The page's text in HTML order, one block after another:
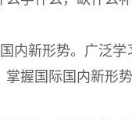
新形势。广泛学
握国际国内新形